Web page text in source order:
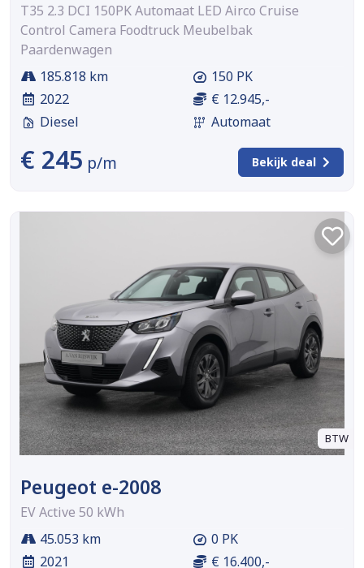
T35 2.3 DCI 150PK Automaat LED Airco Cruise
Control Camera Foodtruck Meubelbak
Paardenwagen
185.818 km
2022
Diesel
150 PK
€ 12.945,-
Automaat
€ 245 p/m Bekijk deal
BTW
Peugeot e-2008
EV Active 50 kWh
45.053 km
2021
0 PK
€ 16.400,-